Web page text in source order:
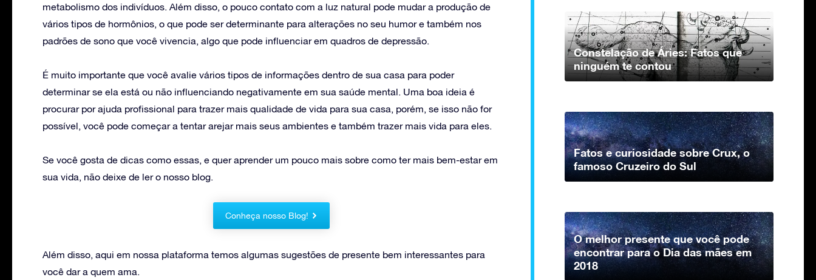
metabolismo dos indivíduos. Além disso, o pouco contato com a luz natural pode mudar a produção de
vários tipos de hormônios, o que pode ser determinante para alterações no seu humor e também nos
padrões de sono que você vivencia, algo que pode influenciar em quadros de depressão.
É muito importante que você avalie vários tipos de informações dentro de sua casa para poder
determinar se ela está ou não influenciando negativamente em sua saúde mental. Uma boa ideia é
procurar por ajuda profissional para trazer mais qualidade de vida para sua casa, porém, se isso não for
possível, você pode começar a tentar arejar mais seus ambientes e também trazer mais vida para eles.
Se você gosta de dicas como essas, e quer aprender um pouco mais sobre como ter mais bem-estar em
sua vida, não deixe de ler o nosso blog.
Conheça nosso Blog!
Além disso, aqui em nossa plataforma temos algumas sugestões de presente bem interessantes para
você dar a quem ama.
Constelação de Áries: Fatos que
ninguém te contou
Fatos e curiosidade sobre Crux, o
famoso Cruzeiro do Sul
O melhor presente que você pode
encontrar para o Dia das mães em
2018